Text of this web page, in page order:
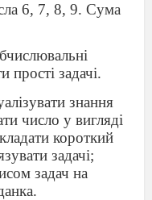
6, 7, 8, 9. Сума
прості задачі.
знання
число у вигляді
короткий
задачі;
задач на